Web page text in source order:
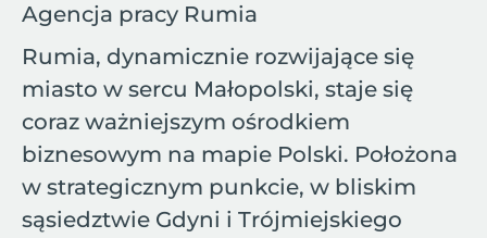
Agencja pracy Rumia
Rumia, dynamicznie rozwijające się
miasto w sercu Małopolski, staje się
coraz ważniejszym ośrodkiem
biznesowym na mapie Polski. Położona
w strategicznym punkcie, w bliskim
sąsiedztwie Gdyni i Trójmiejskiego